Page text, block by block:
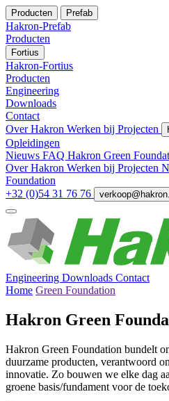
Producten Prefab
Hakron-Prefab
Producten
Fortius
Hakron-Fortius
Producten
Engineering
Downloads
Contact
Over Hakron Werken bij Projecten
Opleidingen
Nieuws FAQ Hakron Green
Over Hakron Werken bij Projecten
Foundation
+32 (0)54 31 76 76
Engineering Downloads Contact
Home Green Foundation
Hakron Green
Hakron Green Foundation bundelt
duurzame producten, verantwoord
innovatie. Zo bouwen we elke dag
groene basis/fundament voor de